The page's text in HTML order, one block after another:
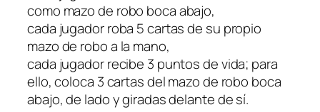
como mazo de robo boca abajo,
cada jugador roba 5 cartas de su propio
mazo de robo a la mano,
cada jugador recibe 3 puntos de vida; para
ello, coloca 3 cartas del mazo de robo boca
abajo, de lado y giradas delante de sí.